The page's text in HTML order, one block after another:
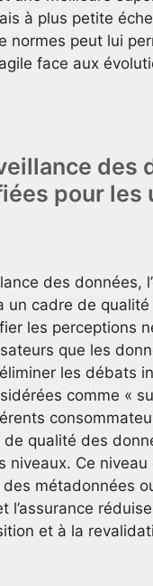
à plus petite
normes peut lui
face aux
des
pour
des données,
un cadre de
les perceptions
que les
les débats
comme «
qualité des
niveaux. Ce
métadonnées
l’assurance
et à la